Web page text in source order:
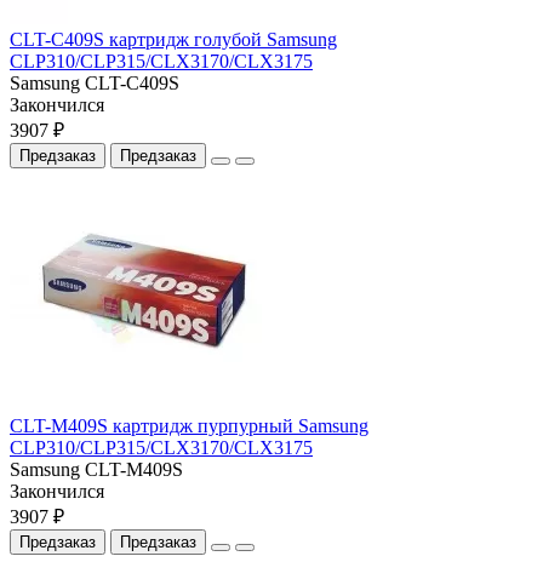
CLT-C409S картридж голубой Samsung
CLP310/CLP315/CLX3170/CLX3175
Samsung CLT-С409S
Закончился
3907 ₽
Предзаказ Предзаказ
CLT-M409S картридж пурпурный Samsung
CLP310/CLP315/CLX3170/CLX3175
Samsung CLT-M409S
Закончился
3907 ₽
Предзаказ Предзаказ